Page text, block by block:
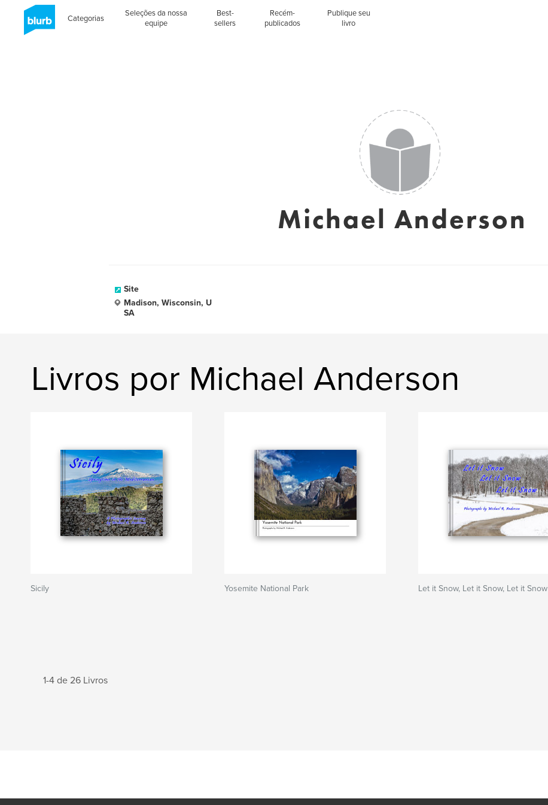
Categorias
Seleções da nossa
equipe
Best-
sellers
Recém-
publicados
Publique seu
livro
Michael Anderson
Site
Madison, Wisconsin, U
SA
Livros por Michael Anderson
Sicily Yosemite National Park Let it Snow, Let it Snow, Let it Snow
1-4 de 26 Livros